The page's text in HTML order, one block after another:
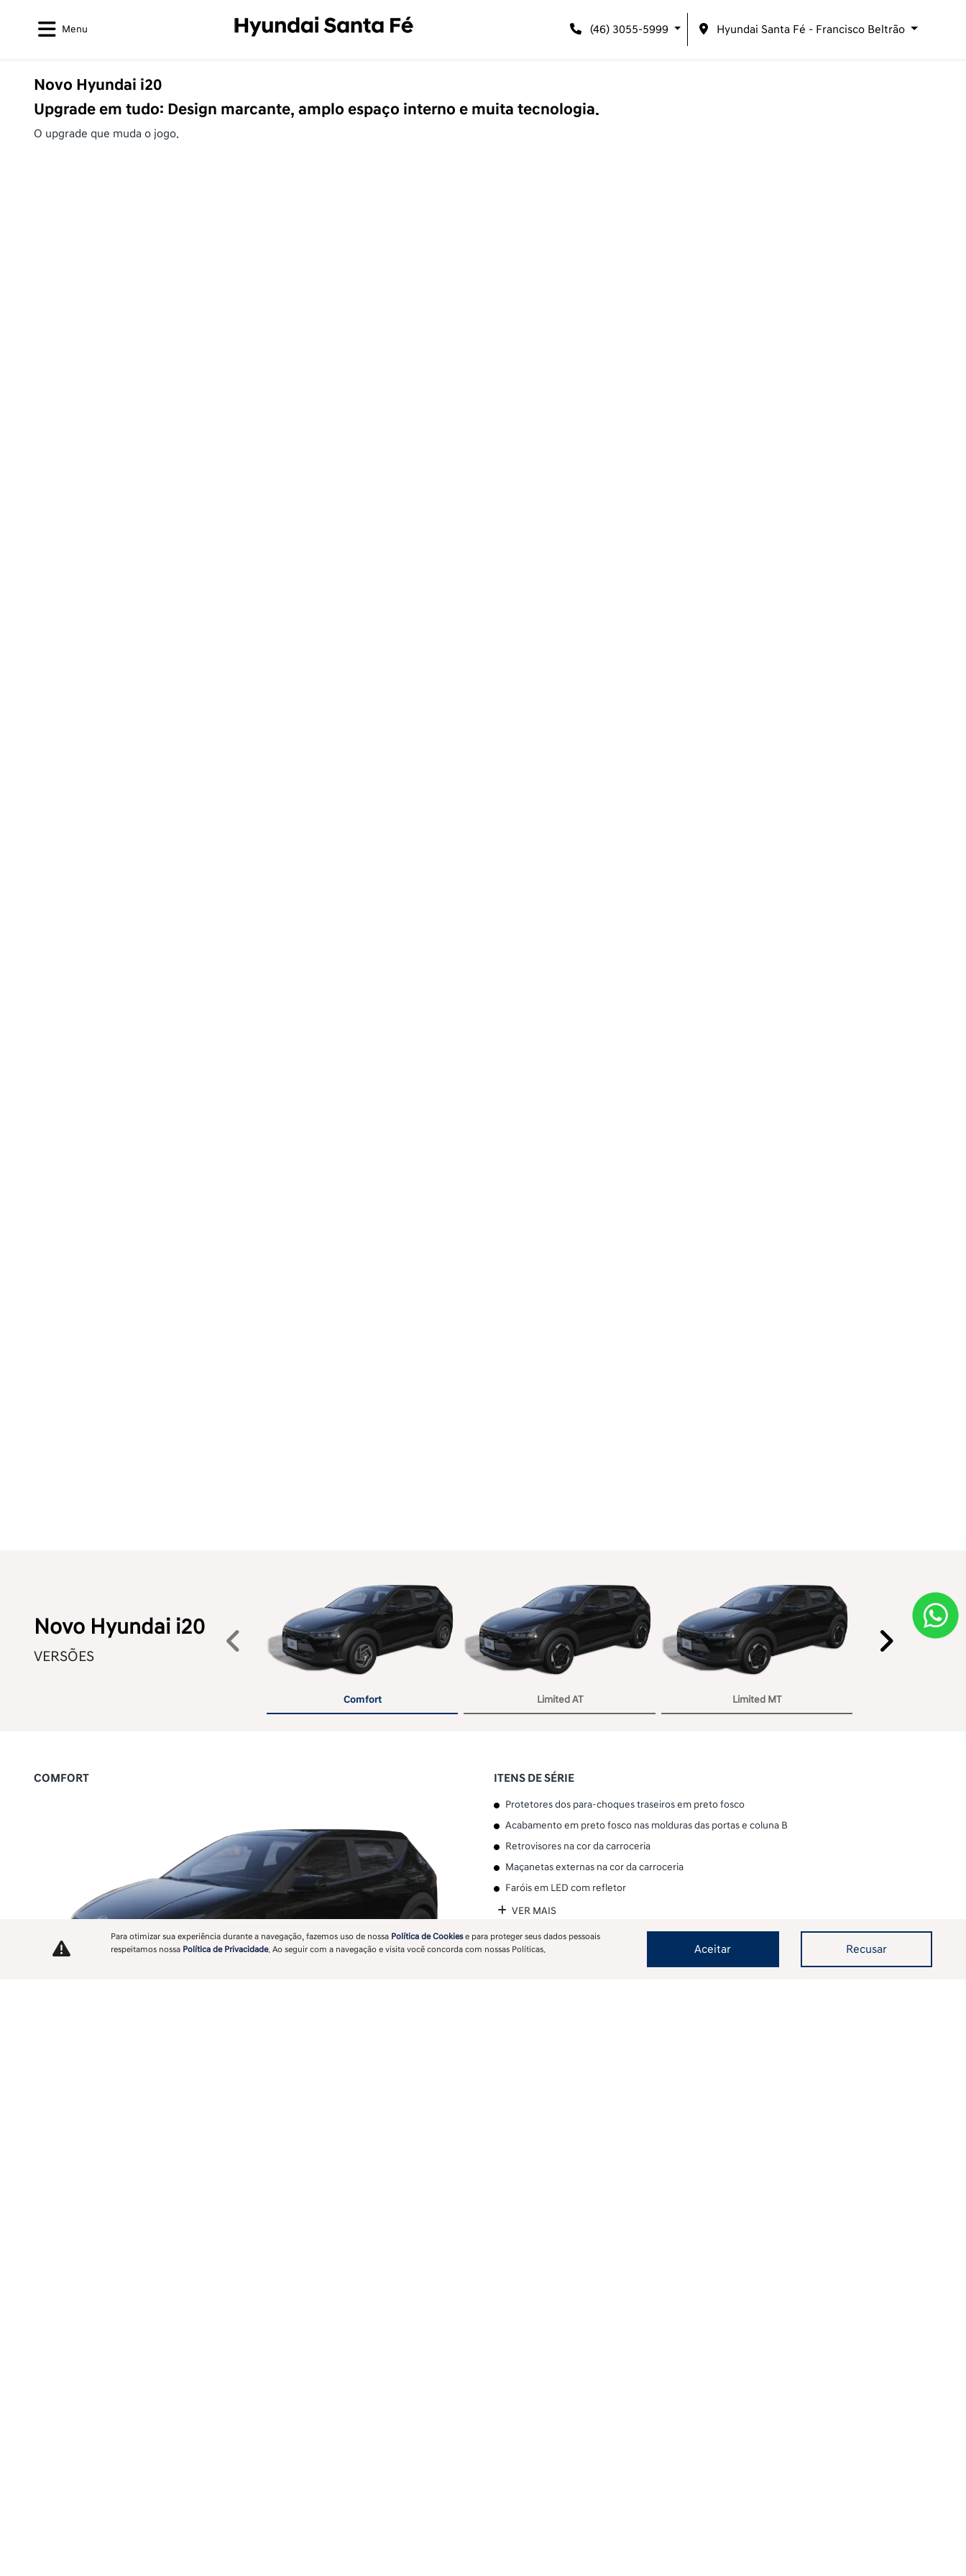
Menu (46) 3055-5999 Hyundai Santa Fé - Francisco Beltrão
Novo Hyundai i20
Upgrade em tudo: Design marcante, amplo espaço interno e muita tecnologia.
O upgrade que muda o jogo.
Novo Hyundai i20
VERSÕES
Comfort Limited AT Limited MT
Anterior
COMFORT ITENS DE SÉRIE
Protetores dos para-choques traseiros em preto fosco
Acabamento em preto fosco nas molduras das portas e coluna B
Retrovisores na cor da carroceria
Maçanetas externas na cor da carroceria
Faróis em LED com refletor
VER MAIS
Preto Onix
Para otimizar sua experiência durante a navegação, fazemos uso de nossa Política de Cookiese para proteger seus dados pessoais
respeitamos nossa Política de Privacidade. Ao seguir com a navegação e visita você concorda com nossas Políticas. Aceitar Recusar